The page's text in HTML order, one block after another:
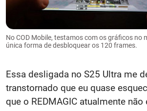
No COD Mobile, testamos com os gráficos no
única forma de desbloquear os 120 frames.
Essa desligada no S25 Ultra me
transtornado que eu quase
que o REDMAGIC atualmente